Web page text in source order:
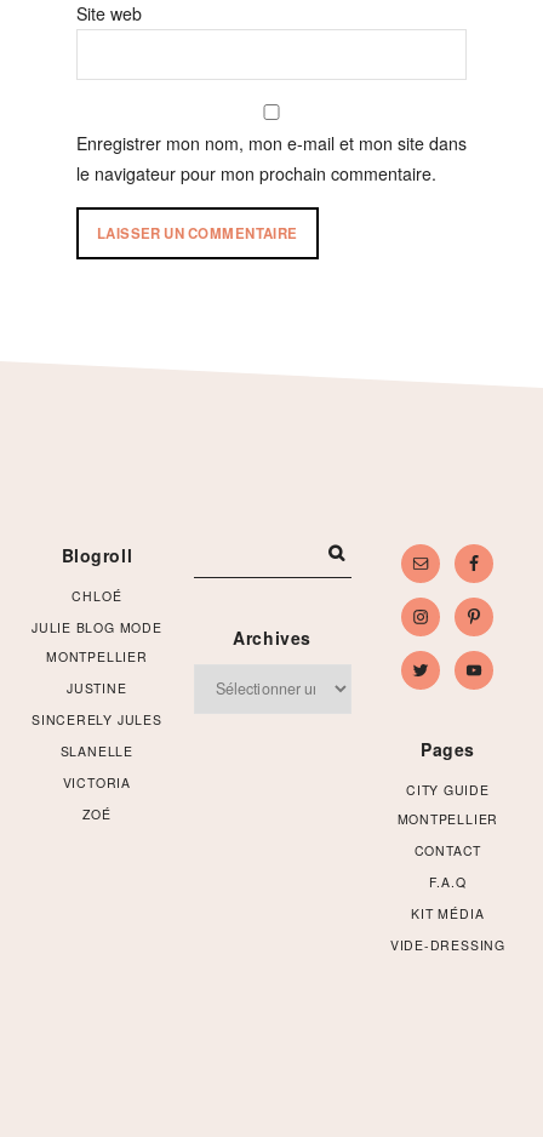
Site web
Enregistrer mon nom, mon e-mail et mon site dans
le navigateur pour mon prochain commentaire.
Blogroll
CHLOÉ
JULIE BLOG MODE
MONTPELLIER
JUSTINE
SINCERELY JULES
SLANELLE
VICTORIA
ZOÉ
Archives
Archives
Pages
CITY GUIDE
MONTPELLIER
CONTACT
F.A.Q
KIT MÉDIA
VIDE-DRESSING